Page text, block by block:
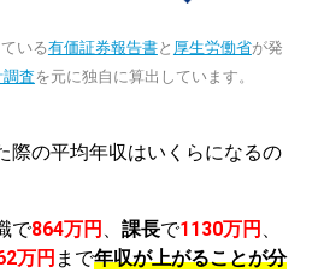
いる有価証券報告書と 厚生労働省が発
査を元に独自に算出しています。
際の平均年収はいくらになるの
で864万円 課長で1130万円
万円 まで年収が上がることが分